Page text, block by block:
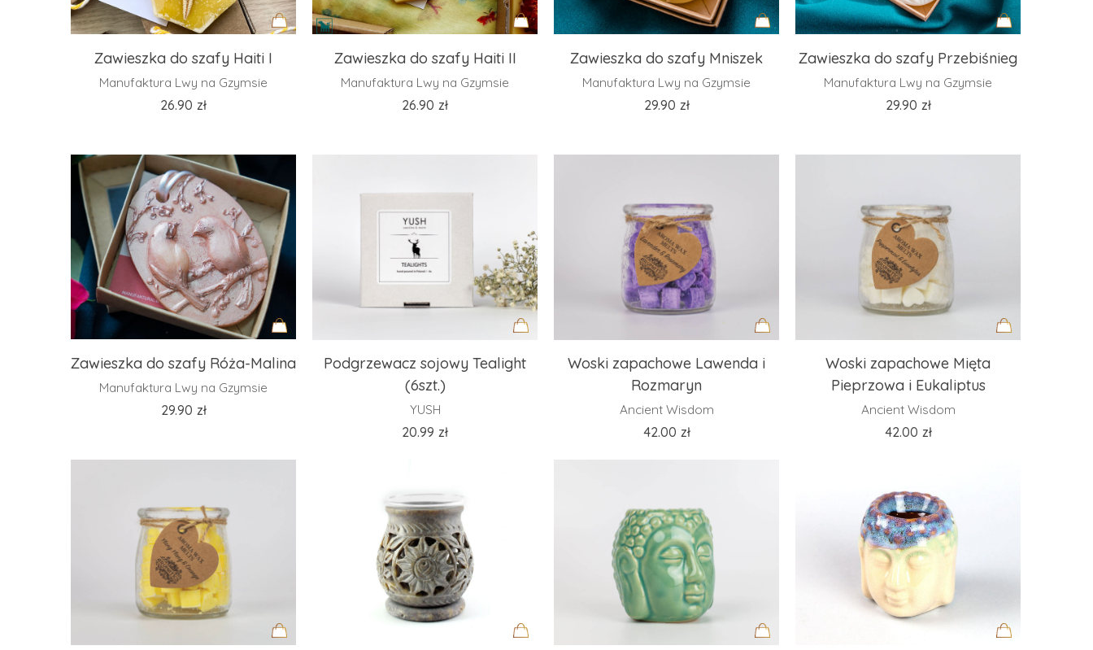
Zawieszka do szafy Haiti I
Manufaktura Lwy na Gzymsie
26.90 zł
Zawieszka do szafy Haiti II
Manufaktura Lwy na Gzymsie
26.90 zł
Zawieszka do szafy Mniszek
Manufaktura Lwy na Gzymsie
29.90 zł
do
Zawieszka do szafy Przebiśnieg
Manufaktura Lwy na Gzymsie
29.90 zł
do
Zawieszka do szafy Róża-Malina
Manufaktura Lwy na Gzymsie
29.90 zł
Podgrzewacz sojowy Tealight
(6szt.)
YUSH
20.99 zł
Woski zapachowe Lawenda i
Rozmaryn
Ancient Wisdom
42.00 zł
Woski zapachowe Mięta
Pieprzowa i Eukaliptus
Ancient Wisdom
42.00 zł